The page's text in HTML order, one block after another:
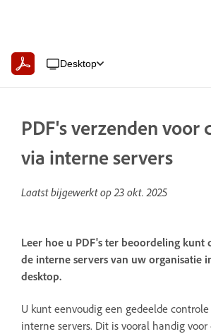
Desktop
PDF's verzenden voor
via interne servers
Laatst bijgewerkt op23 okt. 2025
Leer hoe u PDF's ter beoordeling kunt
de interne servers van uw organisatie
desktop.
U kunt eenvoudig een gedeelde
interne servers. Dit is vooral handig